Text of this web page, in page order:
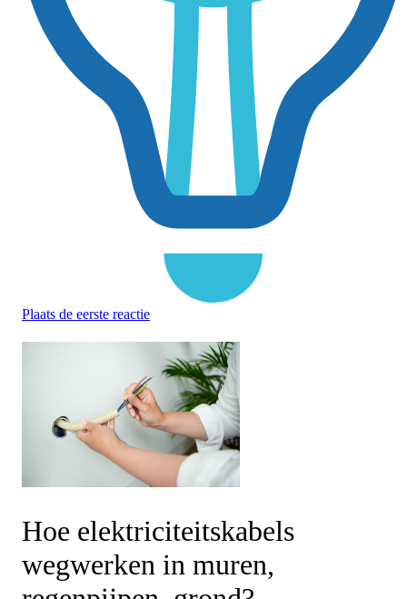
Plaats de eerste reactie
Hoe elektriciteitskabels
wegwerken in muren,